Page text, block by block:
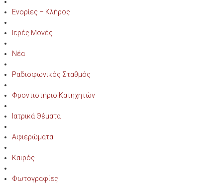
Ενορίες – Κλήρος
Ιερές Μονές
Νέα
Ραδιοφωνικός Σταθμός
Φροντιστήριο Κατηχητών
Ιατρικά Θέματα
Αφιερώματα
Καιρός
Φωτογραφίες